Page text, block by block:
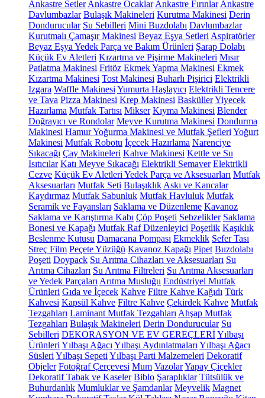
Ankastre Setler Ankastre Ocaklar Ankastre Fırınlar Ankastre
Davlumbazlar Bulaşık Makineleri Kurutma Makinesi Derin
Dondurucular Su Sebilleri Mini Buzdolabı Davlumbazlar
Kurutmalı Çamaşır Makinesi Beyaz Eşya Setleri Aspiratörler
Beyaz Eşya Yedek Parça ve Bakım Ürünleri Şarap Dolabı
Küçük Ev Aletleri Kızartma ve Pişirme Makineleri Mısır
Patlatma Makinesi Fritöz Ekmek Yapma Makinesi Ekmek
Kızartma Makinesi Tost Makinesi Buharlı Pişirici Elektrikli
Izgara Waffle Makinesi Yumurta Haşlayıcı Elektrikli Tencere
ve Tava Pizza Makinesi Krep Makinesi BasküllerYiyecek
Hazırlama Mutfak Tartısı Mikser Kıyma Makinesi Blender
Doğrayıcı ve Rondolar Meyve Kurutma Makinesi Dondurma
Makinesi Hamur Yoğurma Makinesi ve Mutfak Şefleri Yoğurt
Makinesi Mutfak Robotu İçecek Hazırlama Narenciye
Sıkacağı Çay Makineleri Kahve Makinesi Kettle ve Su
Isıtıcılar Katı Meyve Sıkacağı Elektrikli Semaver Elektrikli
Cezve Küçük Ev Aletleri Yedek Parça ve Aksesuarları Mutfak
Aksesuarları Mutfak Seti Bulaşıklık Askı ve Kancalar
Kaydırmaz Mutfak Sabunluk Mutfak Havluluk Mutfak
Seramik ve Fayansları Saklama ve Düzenleme Kavanoz
Saklama ve Karıştırma Kabı Çöp Poşeti Sebzelikler Saklama
Bonesi ve Kapağı Mutfak Raf Düzenleyici Poşetlik Kaşıklık
Beslenme Kutusu Damacana Pompası Ekmeklik Sefer Tası
Streç Film Peçete Yüzüğü Kavanoz Kapağı Pipet Buzdolabı
Poşeti Doypack Su Arıtma Cihazları ve Aksesuarları Su
Arıtma Cihazları Su Arıtma Filtreleri Su Arıtma Aksesuarları
ve Yedek Parçaları Arıtma Musluğu Endüstriyel Mutfak
Ürünleri Gıda ve İçecek Kahve Filtre Kahve Kağıdı Türk
Kahvesi Kapsül Kahve Filtre Kahve Çekirdek Kahve Mutfak
Tezgahları Laminant Mutfak Tezgahları Ahşap Mutfak
Tezgahları Bulaşık Makineleri Derin Dondurucular Su
Sebilleri DEKORASYON VE EV GEREÇLERİYılbaşı
Ürünleri Yılbaşı Ağacı Yılbaşı Aydınlatmaları Yılbaşı Ağacı
Süsleri Yılbaşı Sepeti Yılbaşı Parti Malzemeleri Dekoratif
Objeler Fotoğraf Çerçevesi Mum VazolarYapay Çiçekler
Dekoratif Tabak ve Kaseler Biblo Şaraplıklar Tütsülük ve
Buhurdanlık Mumluklar ve Şamdanlar Meyvelik Magnet